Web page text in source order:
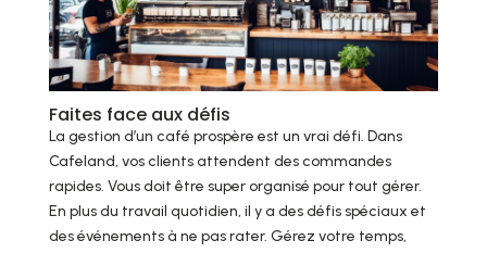
Faites face aux défis
La gestion d’un café prospère est un vrai défi. Dans
Cafeland, vos clients attendent des commandes
rapides. Vous doit être super organisé pour tout gérer.
En plus du travail quotidien, il y a des défis spéciaux et
des événements à ne pas rater. Gérez votre temps,